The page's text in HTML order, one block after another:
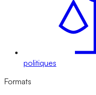
politiques
Formats